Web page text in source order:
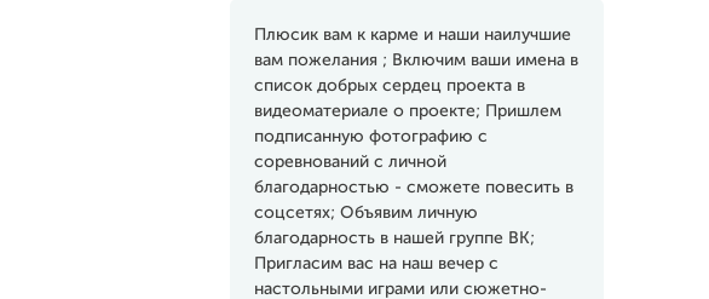
Плюсик вам к карме и наши наилучшие
вам пожелания ; Включим ваши имена в
список добрых сердец проекта в
видеоматериале о проекте; Пришлем
подписанную фотографию с
соревнований с личной
благодарностью - сможете повесить в
соцсетях; Объявим личную
благодарность в нашей группе ВК;
Пригласим вас на наш вечер с
настольными играми или сюжетно-